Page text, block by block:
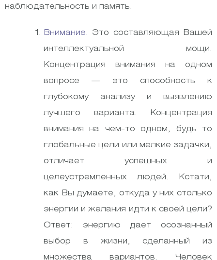
наблюдательность и память.
Внимание. Это составляющая Вашей
интеллектуальной мощи.
Концентрация внимания на одном
вопросе — это способность к
глубокому анализу и выявлению
лучшего варианта. Концентрация
внимания на чем-то одном, будь то
глобальные цели или мелкие задачки,
отличает успешных и
целеустремленных людей. Кстати,
как Вы думаете, откуда у них столько
энергии и желания идти к своей цели?
Ответ: энергию дает осознанный
выбор в жизни, сделанный из
множества вариантов. Человек